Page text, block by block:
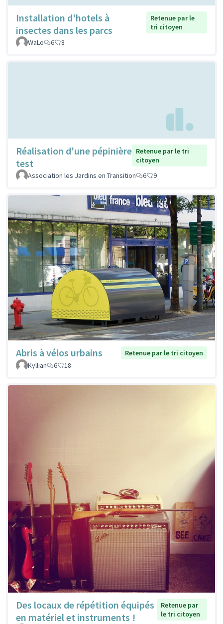
Installation d'hotels à
insectes dans les parcs
Retenue par le
tri citoyen
WaLo
6 8
Réalisation d'une pépinière
test
Retenue par le tri
citoyen
Association les Jardins en Transition
6 9
Abris à vélos urbains
Retenue par le tri citoyen
Kyllian
6 18
Des locaux de répétition équipés
en matériel et instruments !
Retenue par
le tri citoyen